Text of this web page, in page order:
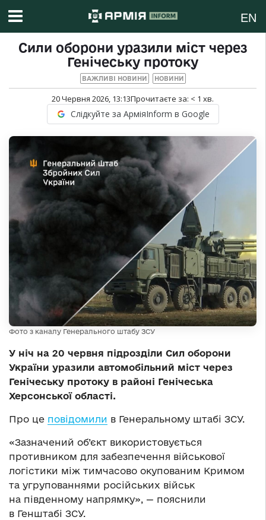
EN
Сили оборони уразили міст через
Генічеську протоку
ВАЖЛИВІ НОВИНИ НОВИНИ
20 Червня 2026, 13:13Прочитаєте за: < 1 хв.
Слідкуйте за АрміяInform в Google
Фото з каналу Генерального штабу ЗСУ
У ніч на 20 червня підрозділи Сил оборони
України уразили автомобільний міст через
Генічеську протоку в районі Генічеська
Херсонської області.
Про це повідомили в Генеральному штабі ЗСУ.
«Зазначений об’єкт використовується
противником для забезпечення військової
логістики між тимчасово окупованим Кримом
та угрупованнями російських військ
на південному напрямку», — пояснили
в Генштабі ЗСУ.